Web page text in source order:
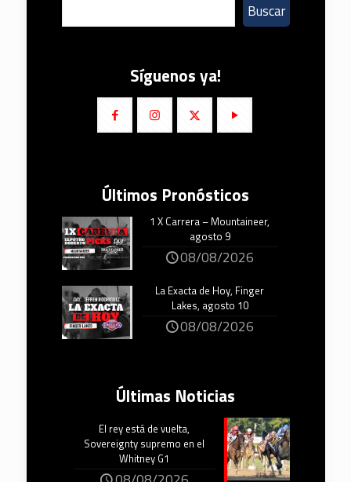
Buscar
Síguenos ya!
Últimos Pronósticos
1 X Carrera – Mountaineer,
agosto 9
08/08/2026
La Exacta de Hoy, Finger
Lakes, agosto 10
08/08/2026
Últimas Noticias
El rey está de vuelta,
Sovereignty supremo en el
Whitney G1